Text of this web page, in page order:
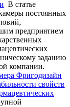
В статье
постоянных
предприятием
заданию
компании.
Фригодизайн
свойств